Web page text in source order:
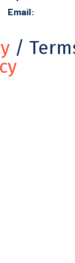
Email:
/